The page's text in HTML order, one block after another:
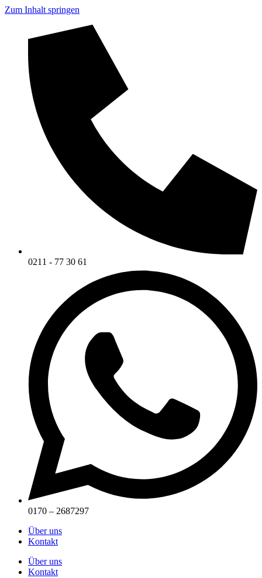
Zum Inhalt springen
0211 - 77 30 61
0170 – 2687297
Über uns
Kontakt
Über uns
Kontakt